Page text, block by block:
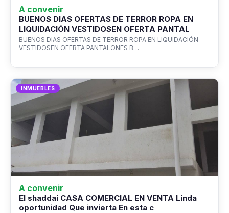
A convenir
BUENOS DIAS OFERTAS DE TERROR ROPA EN
LIQUIDACIÓN VESTIDOSEN OFERTA PANTAL
BUENOS DIAS OFERTAS DE TERROR ROPA EN LIQUIDACIÓN
VESTIDOSEN OFERTA PANTALONES B…
INMUEBLES
A convenir
El shaddai CASA COMERCIAL EN VENTA Linda
oportunidad Que invierta En esta c